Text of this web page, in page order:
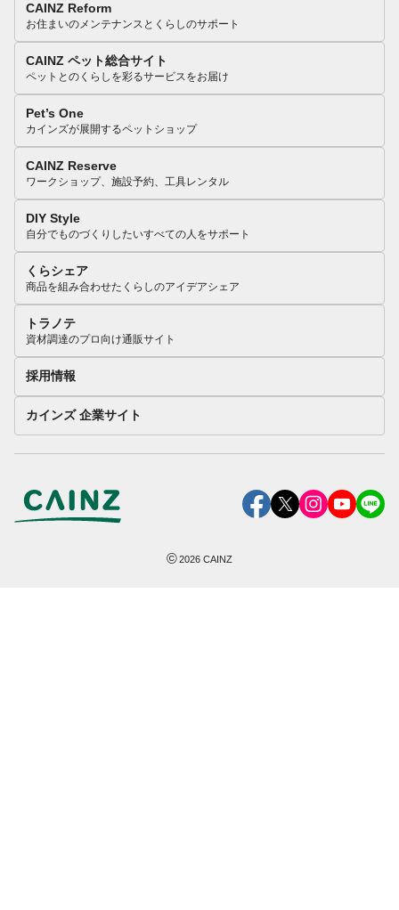
CAINZ Reform
お住まいのメンテナンスとくらしのサポート
CAINZ ペット総合サイト
ペットとのくらしを彩るサービスをお届け
Pet’s One
カインズが展開するペットショップ
CAINZ Reserve
ワークショップ、施設予約、工具レンタル
DIY Style
自分でものづくりしたいすべての人をサポート
くらシェア
商品を組み合わせたくらしのアイデアシェア
トラノテ
資材調達のプロ向け通販サイト
採用情報
カインズ 企業サイト
©2026 CAINZ